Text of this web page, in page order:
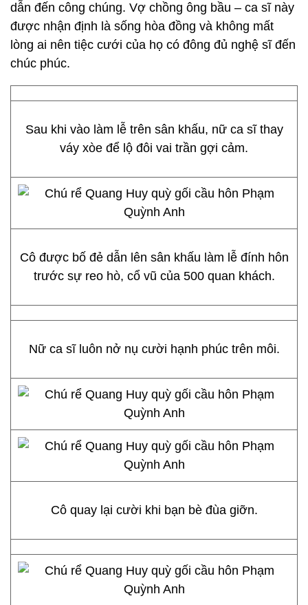
dẫn đến công chúng. Vợ chồng ông bầu – ca sĩ này
được nhận định là sống hòa đồng và không mất
lòng ai nên tiệc cưới của họ có đông đủ nghệ sĩ đến
chúc phúc.
Sau khi vào làm lễ trên sân khấu, nữ ca sĩ thay
váy xòe để lộ đôi vai trần gợi cảm.
Cô được bố đẻ dẫn lên sân khấu làm lễ đính hôn
trước sự reo hò, cổ vũ của 500 quan khách.
Nữ ca sĩ luôn nở nụ cười hạnh phúc trên môi.
Cô quay lại cười khi bạn bè đùa giỡn.